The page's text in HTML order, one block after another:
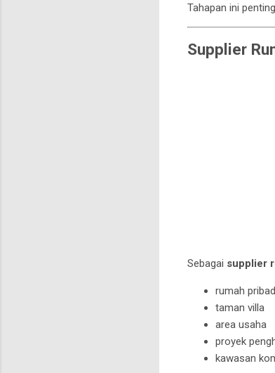
Tahapan ini
Supplier
Sebagai supplier
rumah
taman villa
area usaha
proyek
kawasan